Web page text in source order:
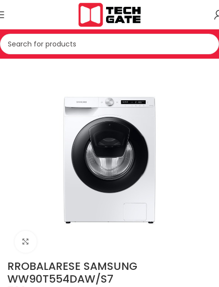
Kreu TEKNIKE E BARDHE Rrobalarese
RROBALARESE SAMSUNG
WW90T554DAW/S7